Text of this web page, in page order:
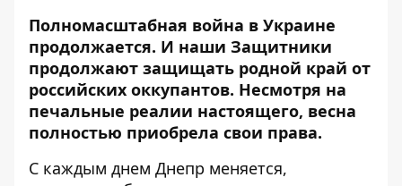
Полномасштабная война в Украине
продолжается. И наши Защитники
продолжают защищать родной край от
российских оккупантов. Несмотря на
печальные реалии настоящего, весна
полностью приобрела свои права.
С каждым днем Днепр меняется,